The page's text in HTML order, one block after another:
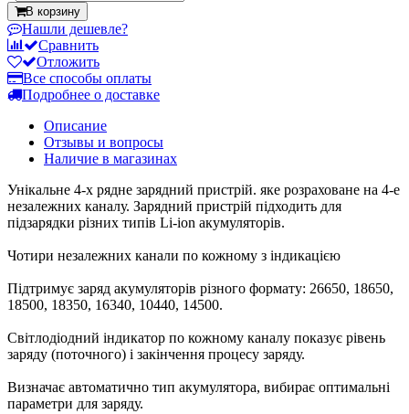
В корзину
Нашли дешевле?
Сравнить
Отложить
Все способы оплаты
Подробнее о доставке
Описание
Отзывы и вопросы
Наличие в магазинах
Унікальне 4-х рядне зарядний пристрій. яке розраховане на 4-е
незалежних каналу. Зарядний пристрій підходить для
підзарядки різних типів Li-ion акумуляторів.
Чотири незалежних канали по кожному з індикацією
Підтримує заряд акумуляторів різного формату: 26650, 18650,
18500, 18350, 16340, 10440, 14500.
Світлодіодний індикатор по кожному каналу показує рівень
заряду (поточного) і закінчення процесу заряду.
Визначає автоматично тип акумулятора, вибирає оптимальні
параметри для заряду.